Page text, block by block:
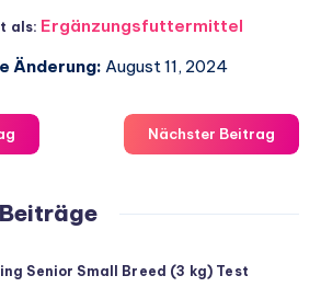
als: Ergänzungsfuttermittel
Änderung: August 11, 2024
Nächster Beitrag
Senior Small Breed (3 kg) Test